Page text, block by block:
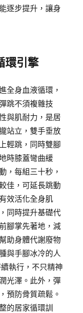
逐步提升，讓身
環引擎
全身血液循環，
跳不須複雜技
與肌耐力，是居
站立，雙手垂放
輕跳，同時雙腳
時膝蓋彎曲緩
，每組三十秒，
佳，可延長跳動
效活化全身肌
同時提升基礎代
腳掌先著地，減
助身體代謝廢物
與手腳冰冷的人
執行，不只精神
光澤。此外，彈
預防骨質疏鬆。
的居家循環訓